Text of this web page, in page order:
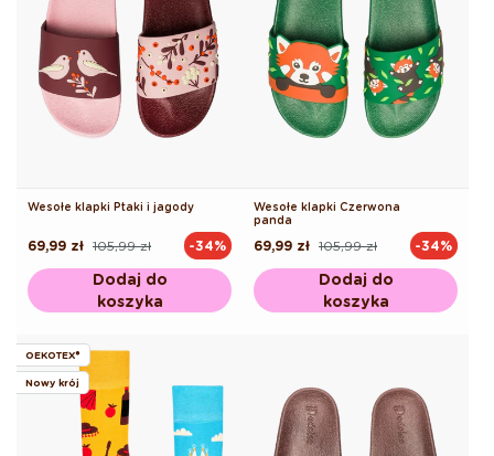
Wesołe klapki Ptaki i jagody
Cena
105,99 zł
Cena
69,99 zł -34%
Dodaj do
koszyka
Wesołe klapki Czerwona
panda
Cena
105,99 zł
Cena
69,99 zł -34%
Dodaj do
koszyka
OEKOTEX®
Nowy krój